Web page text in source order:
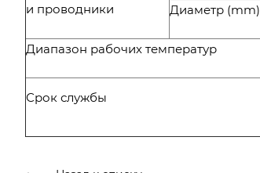
и проводники Диаметр (mm)
Диапазон рабочих температур
Срок службы